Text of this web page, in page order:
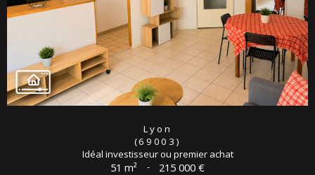
Lyon
(69003)
Idéal investisseur ou premier achat
51 m² - 215 000 €